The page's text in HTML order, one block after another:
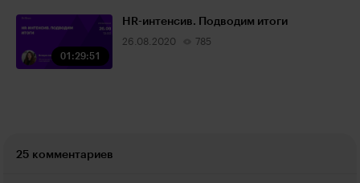
01:29:51
HR-интенсив. Подводим итоги
26.08.2020 785
25 комментариев